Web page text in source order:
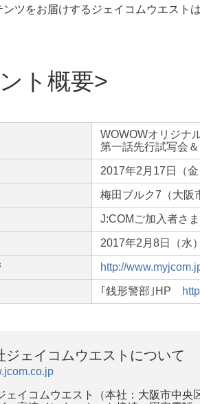
ツをお届けするジェイコムウエスト
ト概要
WOWOWオリジナ
第一話先行試写会
2017年2月17日（
梅田ブルク7（大阪
J:COMご加入者さ
2017年2月8日（水）
http://
｢銭形警部｣HP
ジェイコムウエストについて
ェイコムウエスト（本社：大阪市中